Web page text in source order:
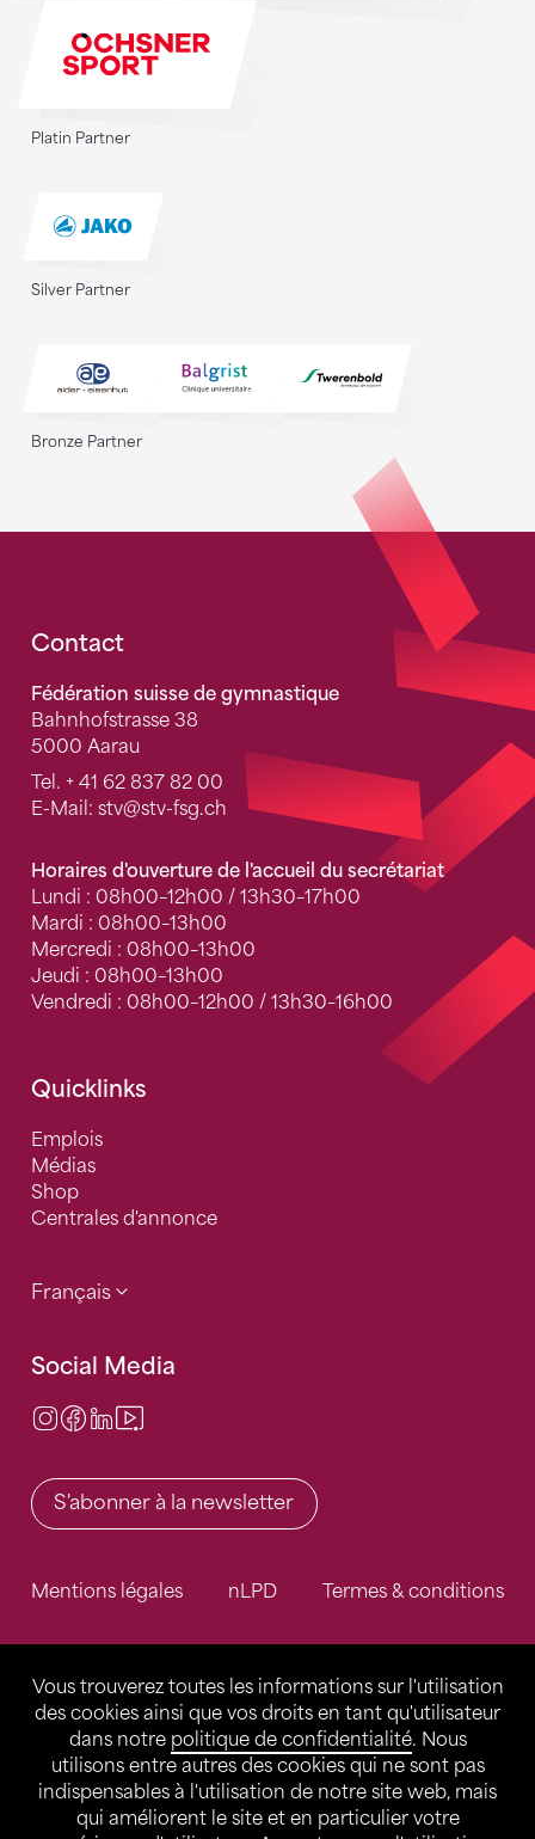
Vous trouverez toutes les informations sur l'utilisation
des cookies ainsi que vos droits en tant qu'utilisateur
dans notre politique de confidentialité. Nous
utilisons entre autres des cookies qui ne sont pas
indispensables à l'utilisation de notre site web, mais
qui améliorent le site et en particulier votre
Platin Partner
Silver Partner
Bronze Partner
Fusszeile
Contact
Fédération suisse de gymnastique
Bahnhofstrasse 38
5000 Aarau
Tel. + 41 62 837 82 00
E-Mail: stv@stv-fsg.ch
Horaires d'ouverture de l'accueil du secrétariat
Lundi : 08h00–12h00 / 13h30–17h00
Mardi : 08h00–13h00
Mercredi : 08h00–13h00
Jeudi : 08h00–13h00
Vendredi : 08h00–12h00 / 13h30–16h00
Quicklinks
Emplois
Médias
Shop
Centrales d'annonce
Français
Social Media
Instagram
Facebook
LinkedIn
S'abonner à la newsletter
Mentions légales nLPD Termes & conditions